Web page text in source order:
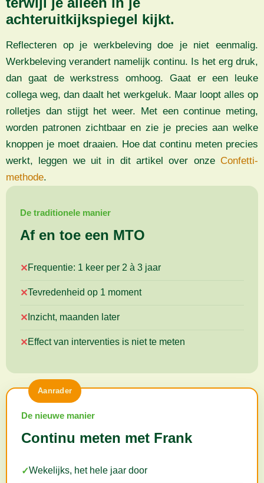
achteruitkijkspiegel kijkt.
Reflecteren op je werkbeleving doe je niet eenmalig.
Werkbeleving verandert namelijk continu. Is het erg druk,
dan gaat de werkstress omhoog. Gaat er een leuke
collega weg, dan daalt het werkgeluk. Maar loopt alles op
rolletjes dan stijgt het weer. Met een continue meting,
worden patronen zichtbaar en zie je precies aan welke
knoppen je moet draaien. Hoe dat continu meten precies
werkt, leggen we uit in dit artikel over onze Confetti-
methode.
De traditionele manier
Af en toe een MTO
✕Frequentie: 1 keer per 2 à 3 jaar
✕Tevredenheid op 1 moment
✕ Inzicht, maanden later
✕Effect van interventies is niet te meten
Aanrader
De nieuwe manier
Continu meten met Frank
✓Wekelijks, het hele jaar door